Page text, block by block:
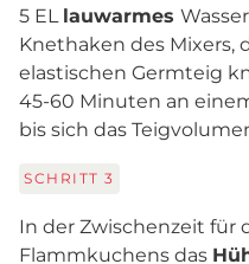
5 EL lauwarmes
Knethaken des Mixers,
elastischen Germteig
45-60 Minuten an
bis sich das
SCHRITT 3
In der Zwischenzeit für
Flammkuchens das